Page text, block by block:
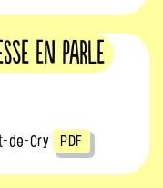
en parle
de-Cry PDF